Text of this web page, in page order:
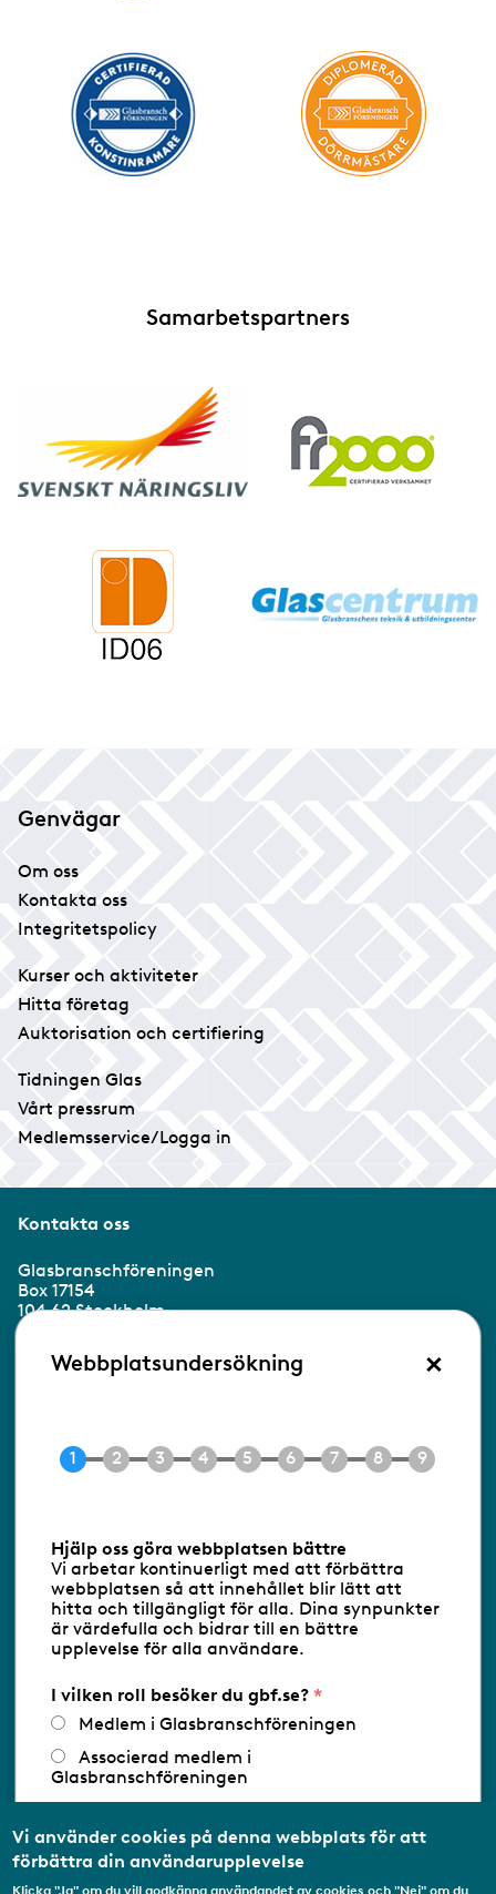
Samarbetspartners
Genvägar
Om oss
Kontakta oss
Integritetspolicy
Kurser och aktiviteter
Hitta företag
Auktorisation och certifiering
Tidningen Glas
Vårt pressrum
Medlemsservice/Logga in
Kontakta oss
Glasbranschföreningen
Box 17154
104 62 Stockholm
Besöksadress:
Ringvägen 100
E-post info@gbf.se
Följ oss via RSS
Databasens namn:www.gbf.se-
Glasbranschföreningen AB - Ansvarig
utgivare: Sofia Wahlgren
Webbplatsundersökning ×
Hjälp oss göra webbplatsen bättre
Vi arbetar kontinuerligt med att förbättra
webbplatsen så att innehållet blir lätt att
hitta och tillgängligt för alla. Dina synpunkter
är värdefulla och bidrar till en bättre
upplevelse för alla användare.
I vilken roll besöker du gbf.se?
Medlem i Glasbranschföreningen
Associerad medlem i
Glasbranschföreningen
medlemsorganisation/Svenskt Näringsliv
Utbildningsaktör
Vi använder cookies på denna webbplats för att
förbättra din användarupplevelse
Klicka "Ja" om du vill godkänna användandet av cookies och "Nej" om du